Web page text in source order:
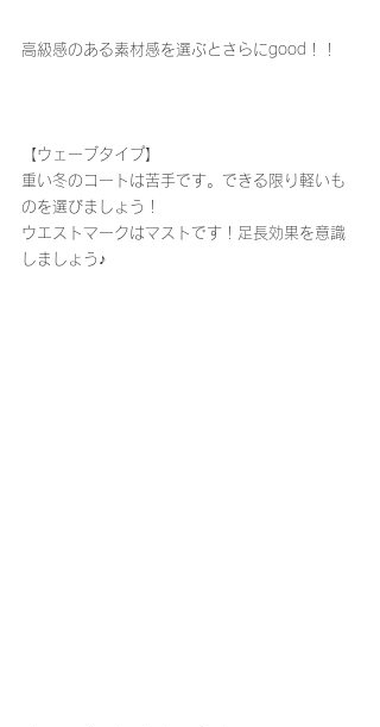
高級感のある素材感を選ぶとさらにgood！！
【ウェーブタイプ】
重い冬のコートは苦手です。できる限り軽いも
のを選びましょう！
ウエストマークはマストです！足長効果を意識
しましょう♪